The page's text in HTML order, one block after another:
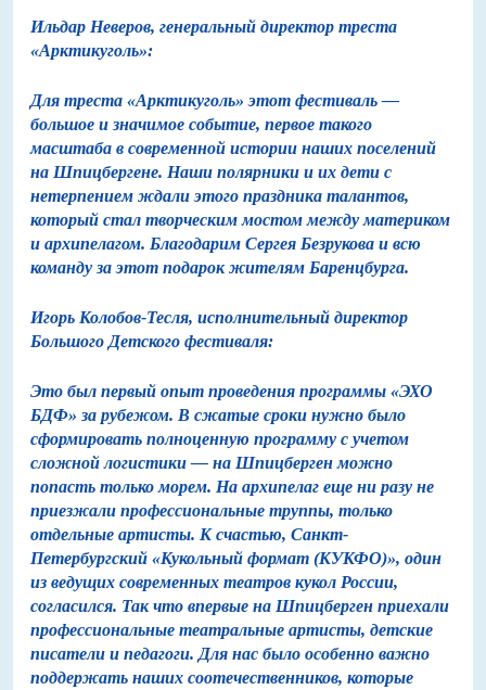
Ильдар Неверов, генеральный директор треста
«Арктикуголь»:
Для треста «Арктикуголь» этот фестиваль —
большое и значимое событие, первое такого
масштаба в современной истории наших поселений
на Шпицбергене. Наши полярники и их дети с
нетерпением ждали этого праздника талантов,
который стал творческим мостом между материком
и архипелагом. Благодарим Сергея Безрукова и всю
команду за этот подарок жителям Баренцбурга.
Игорь Колобов-Тесля, исполнительный директор
Большого Детского фестиваля:
Это был первый опыт проведения программы «ЭХО
БДФ» за рубежом. В сжатые сроки нужно было
сформировать полноценную программу с учетом
сложной логистики — на Шпицберген можно
попасть только морем. На архипелаг еще ни разу не
приезжали профессиональные труппы, только
отдельные артисты. К счастью, Санкт-
Петербургский «Кукольный формат (КУКФО)», один
из ведущих современных театров кукол России,
согласился. Так что впервые на Шпицберген приехали
профессиональные театральные артисты, детские
писатели и педагоги. Для нас было особенно важно
поддержать наших соотечественников, которые